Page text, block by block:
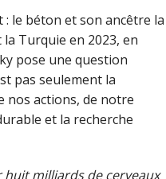
le béton et son ancêtre la
Turquie en 2023, en
pose une question
pas seulement la
nos actions, de notre
et la recherche
huit milliards de cerveaux